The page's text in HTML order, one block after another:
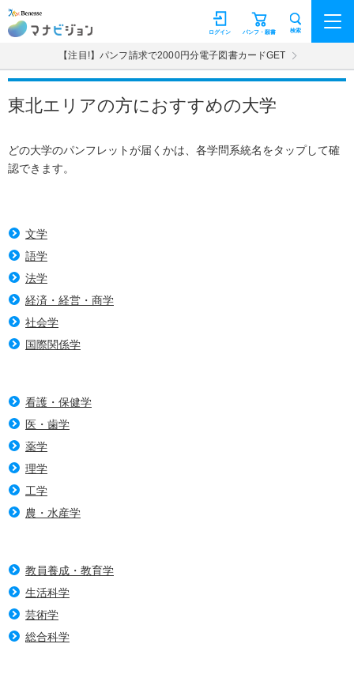
マナビジョン パンフ・願書
ログイン 検索
【注目!】パンフ請求で2000円分電子図書カードGET
東北エリアの方におすすめの大学
どの大学のパンフレットが届くかは、各学問系統名をタップして確
認できます。
文学
語学
法学
経済・経営・商学
社会学
国際関係学
看護・保健学
医・歯学
薬学
理学
工学
農・水産学
教員養成・教育学
生活科学
芸術学
総合科学